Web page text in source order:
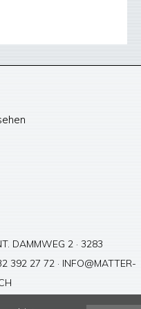
DAMMWEG 2 · 3283
392 27 72 · INFO@MATTER-